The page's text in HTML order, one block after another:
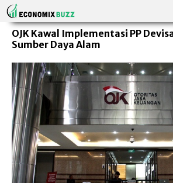
OJK Kawal Implementasi PP
Sumber Daya Alam